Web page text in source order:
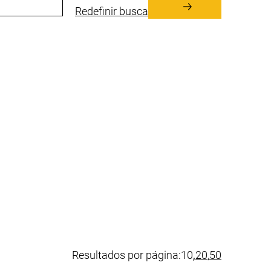
Redefinir busca
Resultados por página:10 (valor atual)
,20,50